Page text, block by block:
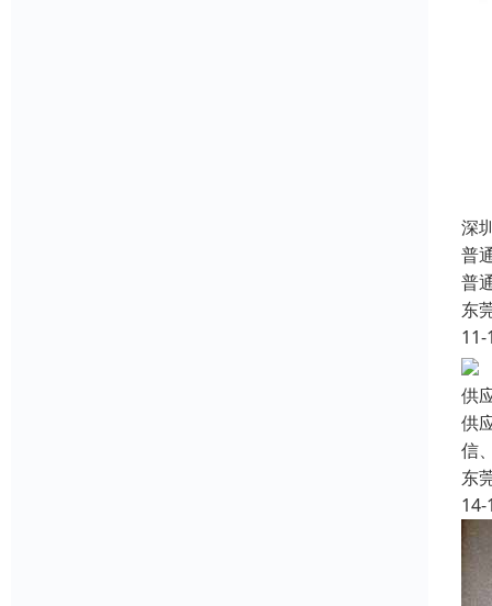
深
普
普
东
11-
供
供
信
东
14-